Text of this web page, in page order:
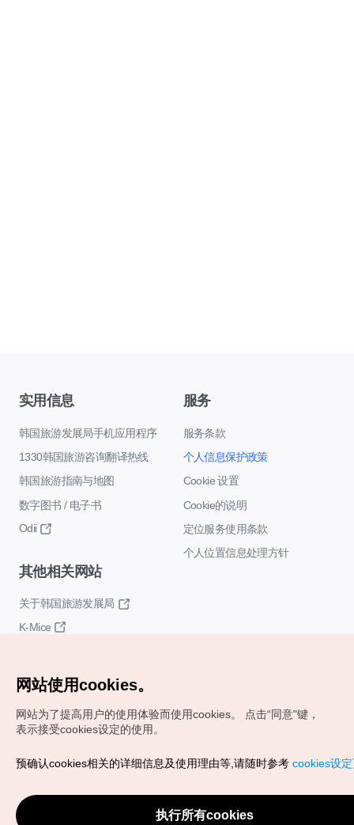
实用信息
韩国旅游发展局手机应用程序
1330韩国旅游咨询翻译热线
韩国旅游指南与地图
数字图书 / 电子书
Odii
服务
服务条款
个人信息保护政策
Cookie 设置
Cookie的说明
定位服务使用条款
个人位置信息处理方针
其他相关网站
关于韩国旅游发展局
K-Mice
Copyrights (c) 韩国旅游发展局版权所有
VISITKOREA官方邮箱
chnsim@knto.or.kr
网站使用cookies。
网站为了提高用户的使用体验而使用cookies。
点击“同意"键，
表示接受cookies设定的使用。
预确认cookies相关的详细信息及使用理由等,请随时参考 cookies设
执行所有cookies